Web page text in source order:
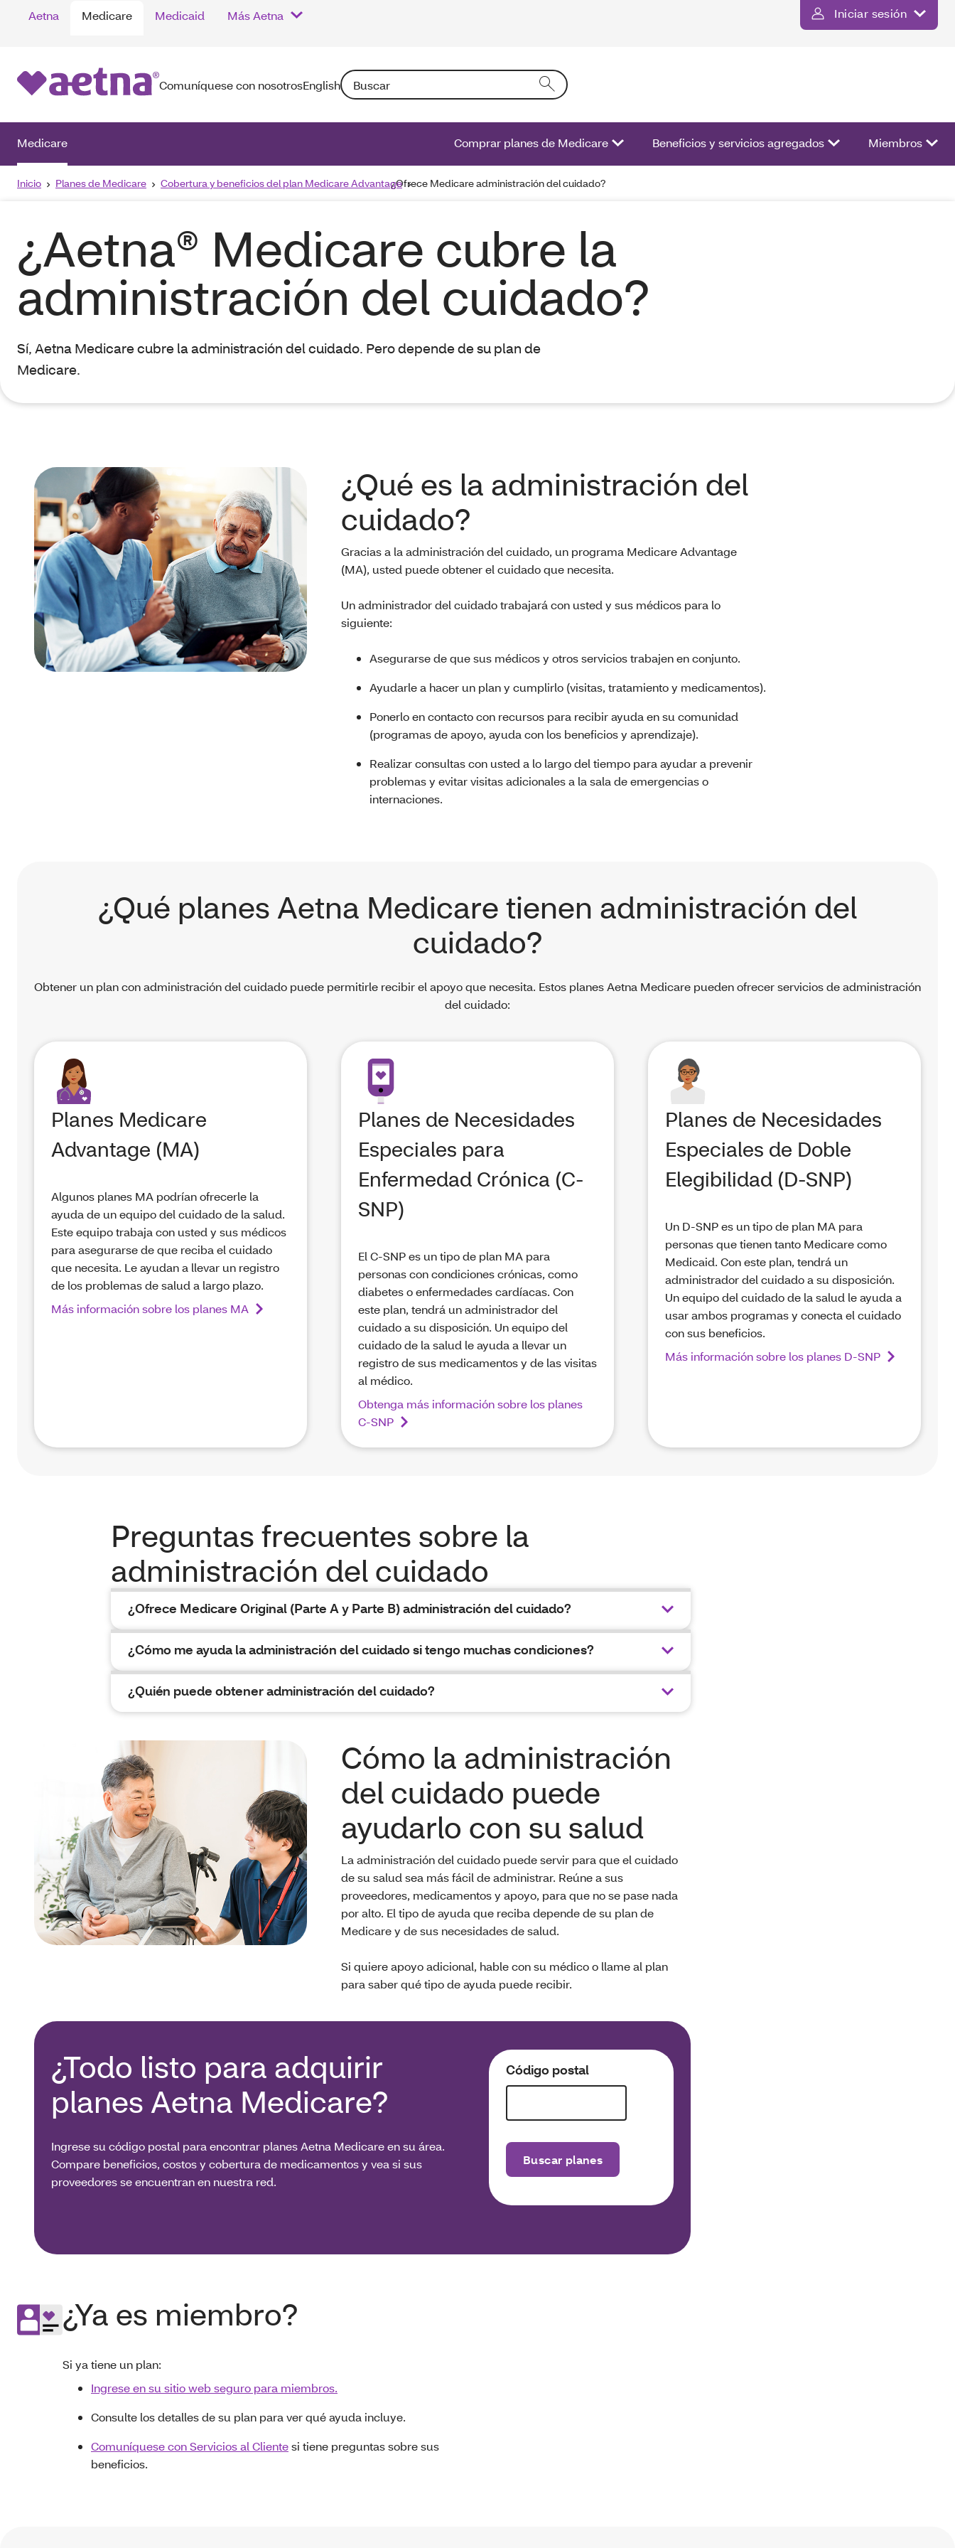
Aetna Medicare Medicaid Más Aetna Iniciar sesión
Comuníquese con nosotrosEnglishBuscar: Si introduce un texto en el campo activará una lista de opciones.
Medicare Comprar planes de Medicare Beneficios y servicios agregados Miembros
Inicio Planes de Medicare Cobertura y beneficios del plan Medicare Advantage¿Ofrece Medicare administración del cuidado?
¿Aetna® Medicare cubre la
administración del cuidado?
Sí, Aetna Medicare cubre la administración del cuidado. Pero depende de su plan de
Medicare.
¿Qué es la administración del
cuidado?
Gracias a la administración del cuidado, un programa Medicare Advantage
(MA), usted puede obtener el cuidado que necesita.
Un administrador del cuidado trabajará con usted y sus médicos para lo
siguiente:
Asegurarse de que sus médicos y otros servicios trabajen en conjunto.
Ayudarle a hacer un plan y cumplirlo (visitas, tratamiento y medicamentos).
Ponerlo en contacto con recursos para recibir ayuda en su comunidad
(programas de apoyo, ayuda con los beneficios y aprendizaje).
Realizar consultas con usted a lo largo del tiempo para ayudar a prevenir
problemas y evitar visitas adicionales a la sala de emergencias o
internaciones.
¿Qué planes Aetna Medicare tienen administración del
cuidado?
Obtener un plan con administración del cuidado puede permitirle recibir el apoyo que necesita. Estos planes Aetna Medicare pueden ofrecer servicios de administración
del cuidado:
Planes Medicare
Advantage (MA)
Algunos planes MA podrían ofrecerle la
ayuda de un equipo del cuidado de la salud.
Este equipo trabaja con usted y sus médicos
para asegurarse de que reciba el cuidado
que necesita. Le ayudan a llevar un registro
de los problemas de salud a largo plazo.
Más información sobre los planes MA
Planes de Necesidades
Especiales para
Enfermedad Crónica (C-
SNP)
El C-SNP es un tipo de plan MA para
personas con condiciones crónicas, como
diabetes o enfermedades cardíacas. Con
este plan, tendrá un administrador del
cuidado a su disposición. Un equipo del
cuidado de la salud le ayuda a llevar un
registro de sus medicamentos y de las visitas
al médico.
Obtenga más información sobre los planes
C-SNP
Planes de Necesidades
Especiales de Doble
Elegibilidad (D-SNP)
Un D-SNP es un tipo de plan MA para
personas que tienen tanto Medicare como
Medicaid. Con este plan, tendrá un
administrador del cuidado a su disposición.
Un equipo del cuidado de la salud le ayuda a
usar ambos programas y conecta el cuidado
con sus beneficios.
Más información sobre los planes D-SNP
Preguntas frecuentes sobre la
administración del cuidado
¿Ofrece Medicare Original (Parte A y Parte B) administración del cuidado?
¿Cómo me ayuda la administración del cuidado si tengo muchas condiciones?
¿Quién puede obtener administración del cuidado?
Cómo la administración
del cuidado puede
ayudarlo con su salud
La administración del cuidado puede servir para que el cuidado
de su salud sea más fácil de administrar. Reúne a sus
proveedores, medicamentos y apoyo, para que no se pase nada
por alto. El tipo de ayuda que reciba depende de su plan de
Medicare y de sus necesidades de salud.
Si quiere apoyo adicional, hable con su médico o llame al plan
para saber qué tipo de ayuda puede recibir.
¿Todo listo para adquirir
planes Aetna Medicare?
Ingrese su código postal para encontrar planes Aetna Medicare en su área.
Compare beneficios, costos y cobertura de medicamentos y vea si sus
proveedores se encuentran en nuestra red.
Código postal
Buscar planes
¿Ya es miembro?
Si ya tiene un plan:
Ingrese en su sitio web seguro para miembros.
Consulte los detalles de su plan para ver qué ayuda incluye.
Comuníquese con Servicios al Clientesi tiene preguntas sobre sus
beneficios.